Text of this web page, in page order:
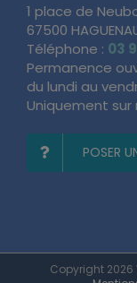
1 place de
67500
Téléphone : 03
Permanence
du lundi au
Uniquement
POSER
Copyright 2026